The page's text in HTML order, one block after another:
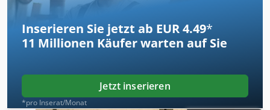
Inserieren Sie jetzt ab EUR 4.49*
11 Millionen Käufer warten auf Sie
Jetzt inserieren
*pro Inserat/Monat